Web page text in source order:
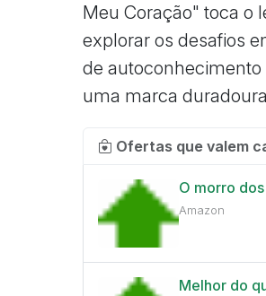
Meu Coração" toca o
explorar os desafios
de
uma marca
Ofertas que valem
O morro
Amazon
Melhor do